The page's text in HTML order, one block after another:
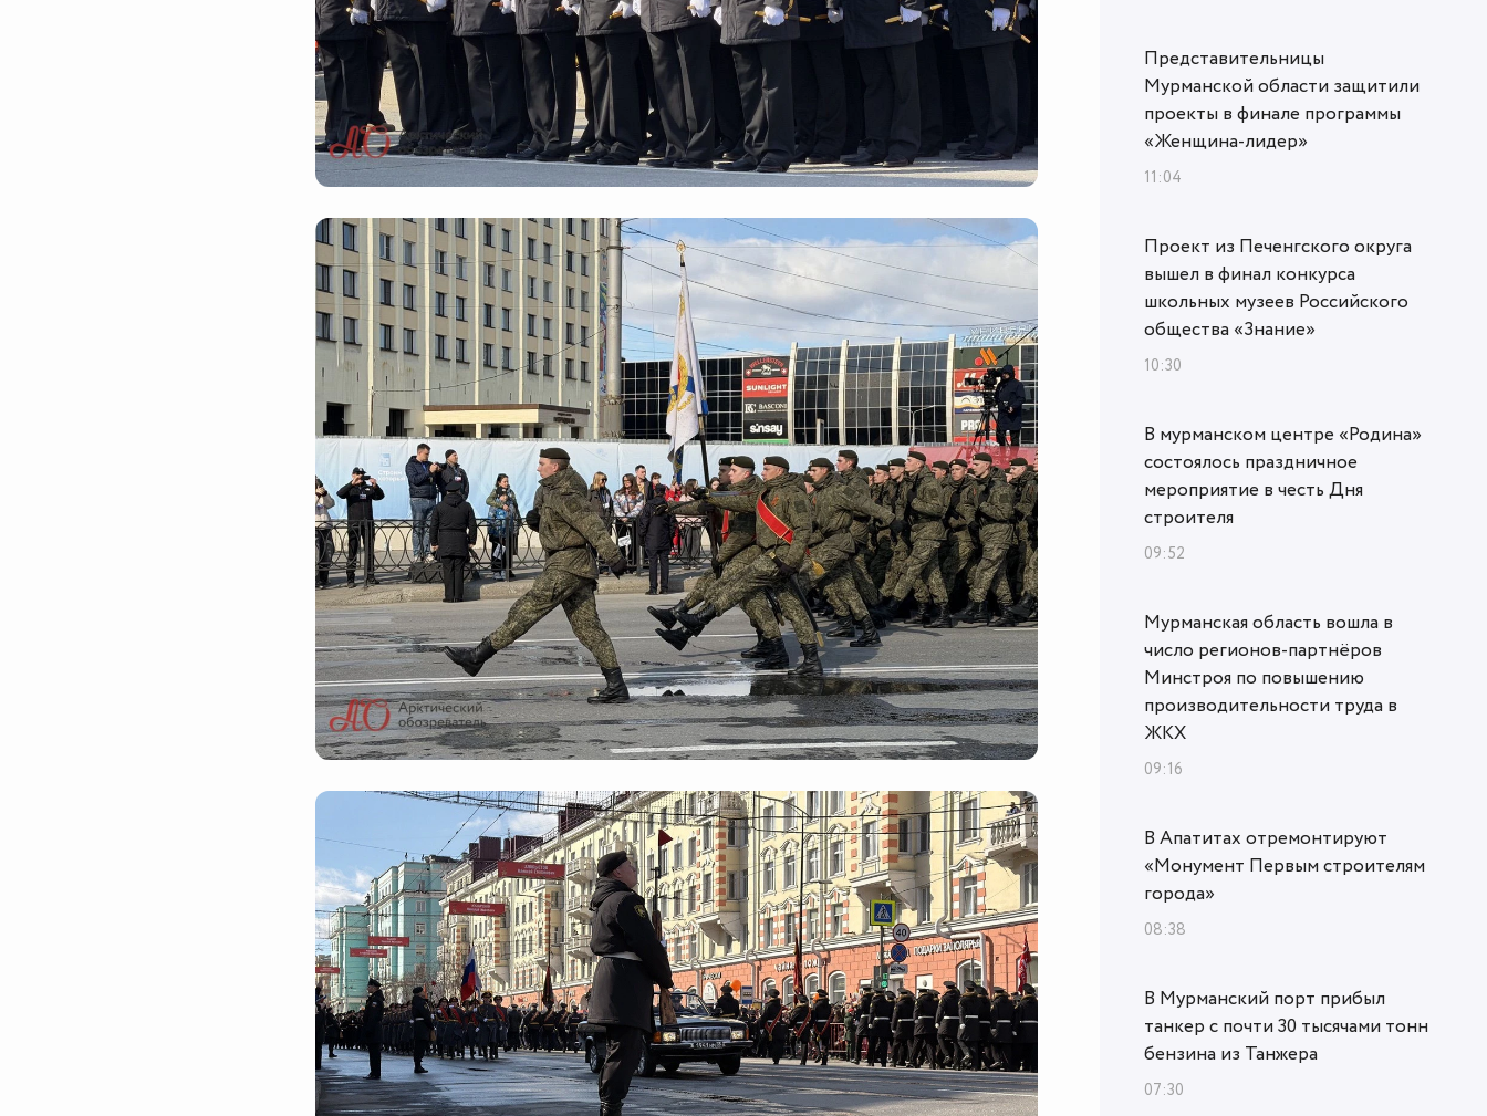
Представительницы
Мурманской области защитили
проекты в финале программы
«Женщина‑лидер»
11:04
Проект из Печенгского округа
вышел в финал конкурса
школьных музеев Российского
общества «Знание»
10:30
В мурманском центре «Родина»
состоялось праздничное
мероприятие в честь Дня
строителя
09:52
Мурманская область вошла в
число регионов-партнёров
Минстроя по повышению
производительности труда в
ЖКХ
09:16
В Апатитах отремонтируют
«Монумент Первым строителям
города»
08:38
В Мурманский порт прибыл
танкер с почти 30 тысячами тонн
бензина из Танжера
07:30